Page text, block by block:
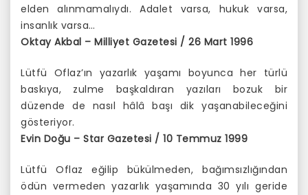
elden alınmamalıydı. Adalet varsa, hukuk varsa,
insanlık varsa…
Oktay Akbal – Milliyet Gazetesi / 26 Mart 1996
Lütfü Oflaz’ın yazarlık yaşamı boyunca her türlü
baskıya, zulme başkaldıran yazıları bozuk bir
düzende de nasıl hâlâ başı dik yaşanabileceğini
gösteriyor.
Evin Doğu – Star Gazetesi / 10 Temmuz 1999
Lütfü Oflaz eğilip bükülmeden, bağımsızlığından
ödün vermeden yazarlık yaşamında 30 yılı geride